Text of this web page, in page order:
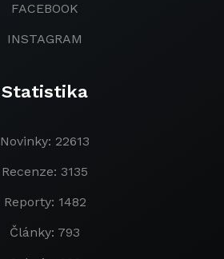
FACEBOOK
INSTAGRAM
Statistika
Novinky: 22613
Recenze: 3135
Reporty: 1482
Články: 793